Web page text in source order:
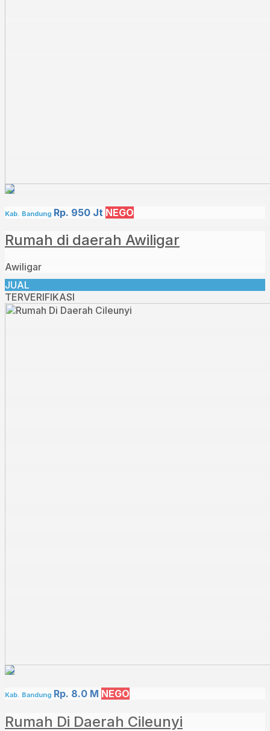
Kab. Bandung Rp. 950 Jt NEGO
Rumah di daerah Awiligar⁣
Awiligar
JUAL
TERVERIFIKASI
Kab. Bandung Rp. 8.0 M NEGO
Rumah Di Daerah Cileunyi